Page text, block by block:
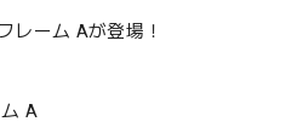
レーム Aが登場！
A